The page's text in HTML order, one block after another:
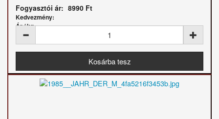
Fogyasztói ár: 8990 Ft
Kedvezmény:
Ár / kg: